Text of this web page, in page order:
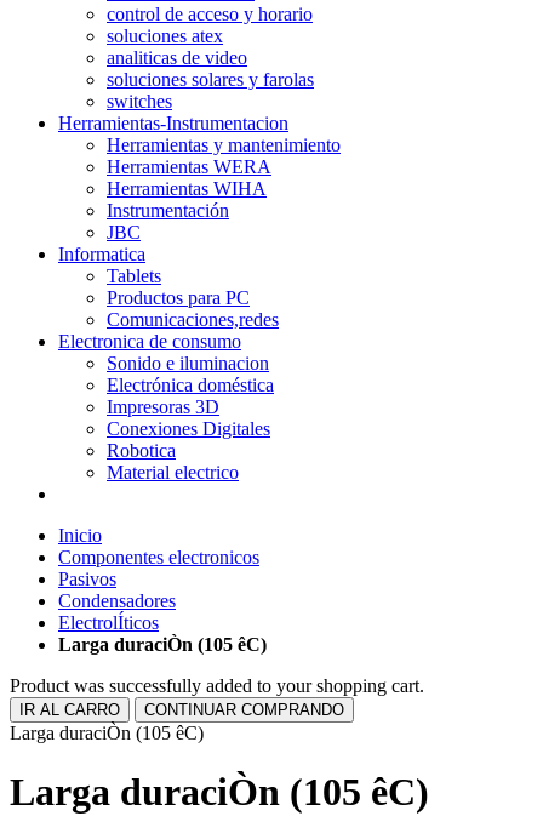
control de acceso y horario
soluciones atex
analiticas de video
soluciones solares y farolas
switches
Herramientas-Instrumentacion
Herramientas y mantenimiento
Herramientas WERA
Herramientas WIHA
Instrumentación
JBC
Informatica
Tablets
Productos para PC
Comunicaciones,redes
Electronica de consumo
Sonido e iluminacion
Electrónica doméstica
Impresoras 3D
Conexiones Digitales
Robotica
Material electrico
Inicio
Componentes electronicos
Pasivos
Condensadores
ElectrolÍticos
Larga duraciÒn (105 êC)
Product was successfully added to your shopping cart.
IR AL CARRO CONTINUAR COMPRANDO
Larga duraciÒn (105 êC)
Larga duraciÒn (105 êC)